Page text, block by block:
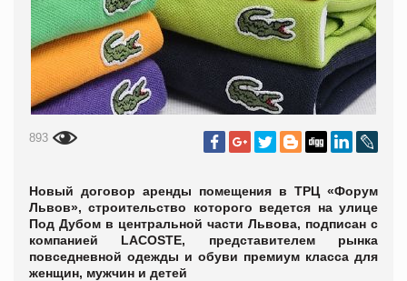
893
Новый договор аренды помещения в ТРЦ «Форум
Львов», строительство которого ведется на улице
Под Дубом в центральной части Львова, подписан с
компанией LACOSTE, представителем рынка
повседневной одежды и обуви премиум класса для
женщин, мужчин и детей